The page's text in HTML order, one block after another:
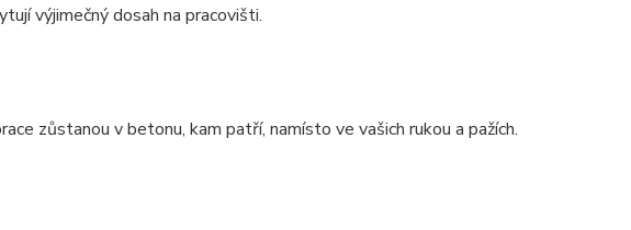
výjimečný dosah na pracovišti.
zůstanou v betonu, kam patří, namísto ve vašich rukou a pažích.